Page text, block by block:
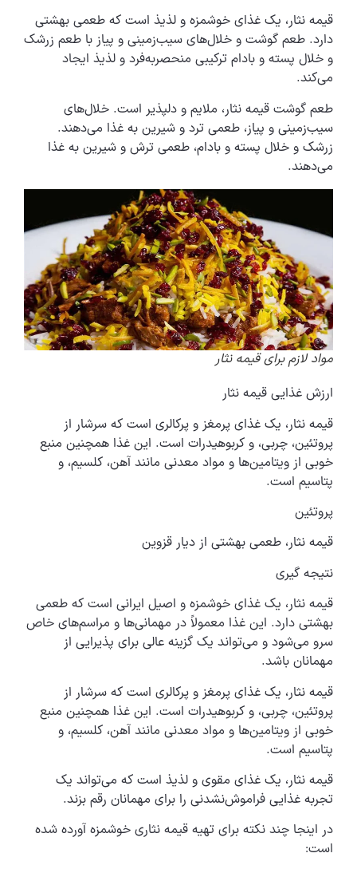
قیمه نثار، یک غذای خوشمزه و لذیذ است که طعمی بهشتی
دارد. طعم گوشت و خلال‌های سیب‌زمینی و پیاز با طعم زرشک
و خلال پسته و بادام ترکیبی منحصربه‌فرد و لذیذ ایجاد
می‌کند.
طعم گوشت قیمه نثار، ملایم و دلپذیر است. خلال‌های
سیب‌زمینی و پیاز، طعمی ترد و شیرین به غذا می‌دهند.
زرشک و خلال پسته و بادام، طعمی ترش و شیرین به غذا
می‌دهند.
مواد لازم برای قیمه نثار
ارزش غذایی قیمه نثار
قیمه نثار، یک غذای پرمغز و پرکالری است که سرشار از
پروتئین، چربی، و کربوهیدرات است. این غذا همچنین منبع
خوبی از ویتامین‌ها و مواد معدنی مانند آهن، کلسیم، و
پتاسیم است.
پروتئین
قیمه نثار، طعمی بهشتی از دیار قزوین
نتیجه گیری
قیمه نثار، یک غذای خوشمزه و اصیل ایرانی است که طعمی
بهشتی دارد. این غذا معمولاً در مهمانی‌ها و مراسم‌های خاص
سرو می‌شود و می‌تواند یک گزینه عالی برای پذیرایی از
مهمانان باشد.
قیمه نثار، یک غذای پرمغز و پرکالری است که سرشار از
پروتئین، چربی، و کربوهیدرات است. این غذا همچنین منبع
خوبی از ویتامین‌ها و مواد معدنی مانند آهن، کلسیم، و
پتاسیم است.
قیمه نثار، یک غذای مقوی و لذیذ است که می‌تواند یک
تجربه غذایی فراموش‌نشدنی را برای مهمانان رقم بزند.
در اینجا چند نکته برای تهیه قیمه نثاری خوشمزه آورده شده
است: